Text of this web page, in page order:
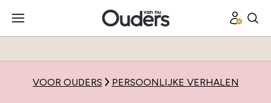
VOOR OUDERS PERSOONLIJKE VERHALEN